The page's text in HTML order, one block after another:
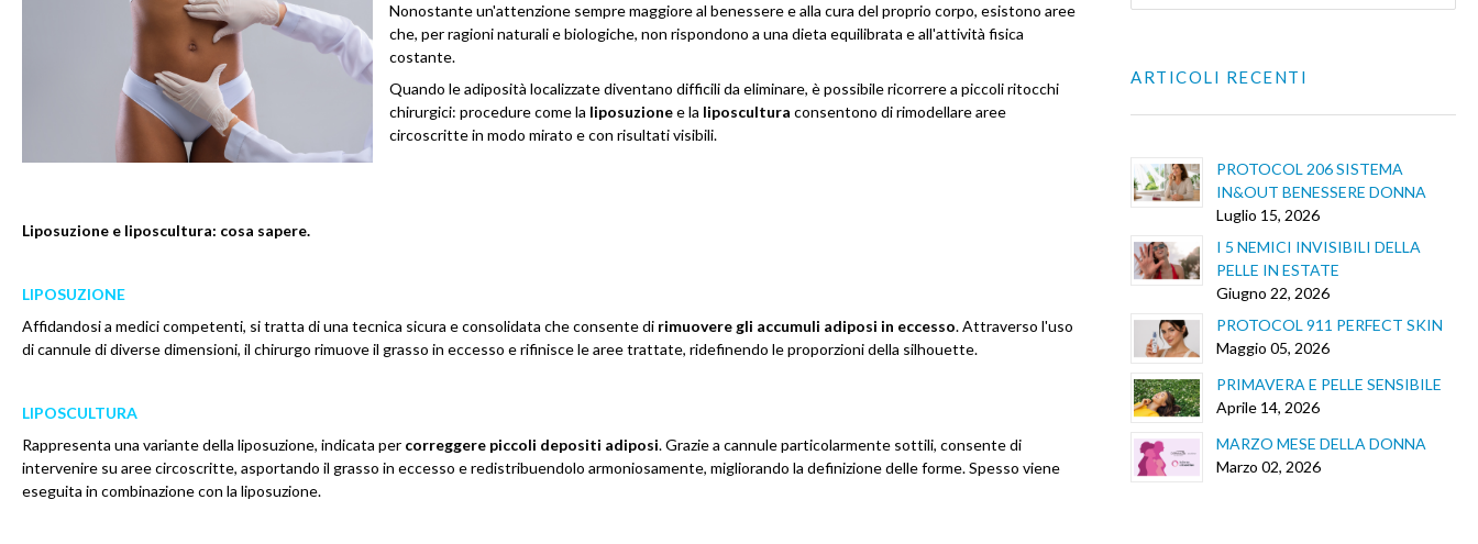
Nonostante un'attenzione sempre maggiore al benessere e alla cura del proprio corpo, esistono aree
che, per ragioni naturali e biologiche, non rispondono a una dieta equilibrata e all'attività fisica
costante.
Quando le adiposità localizzate diventano difficili da eliminare, è possibile ricorrere a piccoli ritocchi
chirurgici: procedure come la liposuzionee la liposcultura consentono di rimodellare aree
circoscritte in modo mirato e con risultati visibili.
Liposuzione e liposcultura: cosa sapere.
LIPOSUZIONE
Affidandosi a medici competenti, si tratta di una tecnica sicura e consolidata che consente di rimuovere gli accumuli adiposi in eccesso. Attraverso l'uso
di cannule di diverse dimensioni, il chirurgo rimuove il grasso in eccesso e rifinisce le aree trattate, ridefinendo le proporzioni della silhouette.
LIPOSCULTURA
Rappresenta una variante della liposuzione, indicata per correggere piccoli depositi adiposi. Grazie a cannule particolarmente sottili, consente di
intervenire su aree circoscritte, asportando il grasso in eccesso e redistribuendolo armoniosamente, migliorando la definizione delle forme. Spesso viene
eseguita in combinazione con la liposuzione.
ARTICOLI RECENTI
PROTOCOL 206 SISTEMA
IN&OUT BENESSERE DONNA
Luglio 15, 2026
I 5 NEMICI INVISIBILI DELLA
PELLE IN ESTATE
Giugno 22, 2026
PROTOCOL 911 PERFECT SKIN
Maggio 05, 2026
PRIMAVERA E PELLE SENSIBILE
Aprile 14, 2026
MARZO MESE DELLA DONNA
Marzo 02, 2026